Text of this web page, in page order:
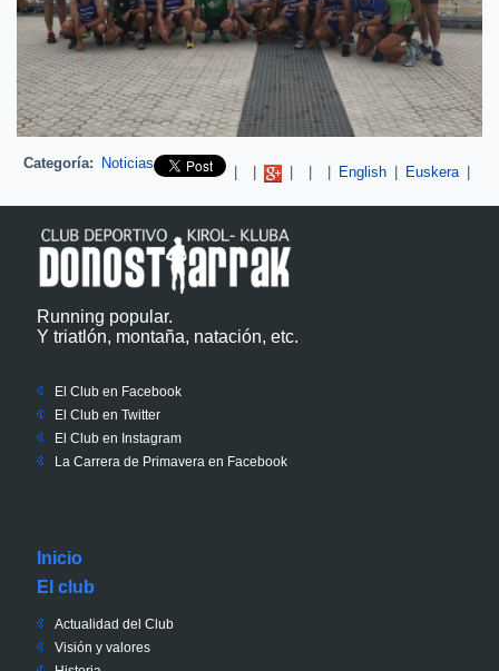
|
Pinterest
English| Euskera|
Categoría: Noticias
Running popular.
Y triatlón, montaña, natación, etc.
El Club en Facebook
El Club en Twitter
El Club en Instagram
La Carrera de Primavera en Facebook
Inicio
El club
Actualidad del Club
Visión y valores